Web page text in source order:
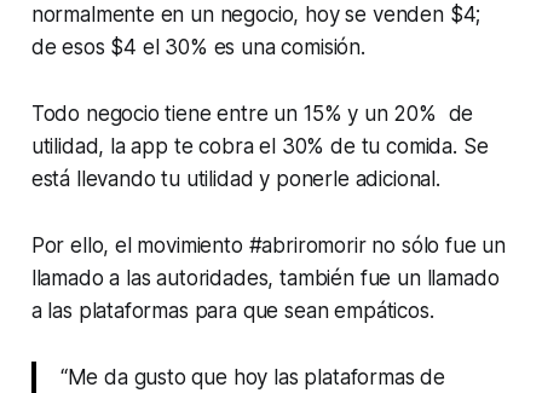
normalmente en un negocio, hoy se venden $4;
de esos $4 el 30% es una comisión.
Todo negocio tiene entre un 15% y un 20% de
utilidad, la app te cobra el 30% de tu comida. Se
está llevando tu utilidad y ponerle adicional.
Por ello, el movimiento #abriromorir no sólo fue un
llamado a las autoridades, también fue un llamado
a las plataformas para que sean empáticos.
“Me da gusto que hoy las plataformas de